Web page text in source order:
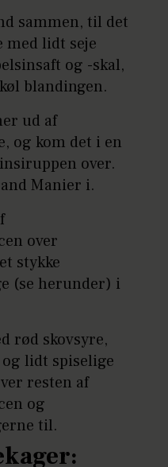
sammen, til det
med lidt seje
og -skal,
blandingen.
ud af
og kom det i en
over.
Manier i.
over
stykke
(se herunder) i
rød skovsyre,
lidt spiselige
resten af
og
til.